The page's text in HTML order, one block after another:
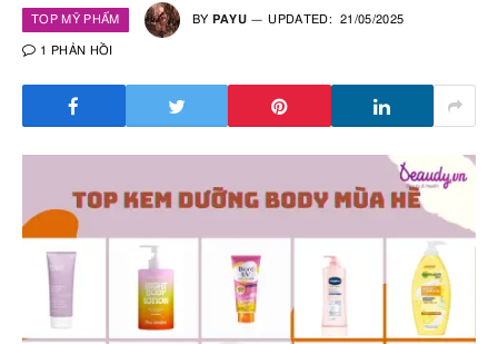
TOP MỸ PHẨM BY PAYU UPDATED: 21/05/2025
1 PHẢN HỒI